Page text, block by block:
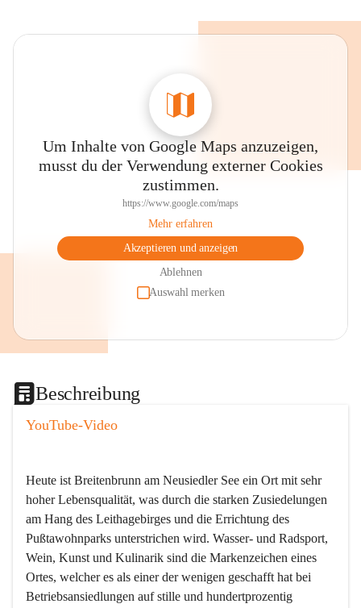
Um Inhalte von Google Maps anzuzeigen,
musst du der Verwendung externer Cookies
zustimmen.
https://www.google.com/maps
Mehr erfahren
Akzeptieren und anzeigen
Ablehnen
Auswahl merken
Beschreibung
YouTube-Video
Heute ist Breitenbrunn am Neusiedler See ein Ort mit sehr
hoher Lebensqualität, was durch die starken Zusiedelungen
am Hang des Leithagebirges und die Errichtung des
Pußtawohnparks unterstrichen wird. Wasser- und Radsport,
Wein, Kunst und Kulinarik sind die Markenzeichen eines
Ortes, welcher es als einer der wenigen geschafft hat bei
Betriebsansiedlungen auf stille und hundertprozentig